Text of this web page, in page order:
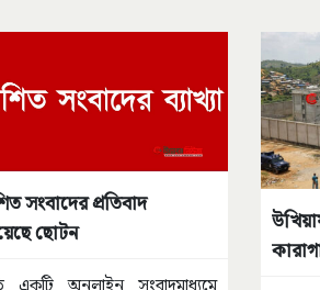
সংবাদের প্রতিবাদ
ছোটন
একটি অনলাইন সংবাদমাধ্যমে